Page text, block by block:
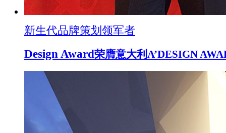
新生代品牌策划领军者
Design Award荣膺意大利A’DESIGN